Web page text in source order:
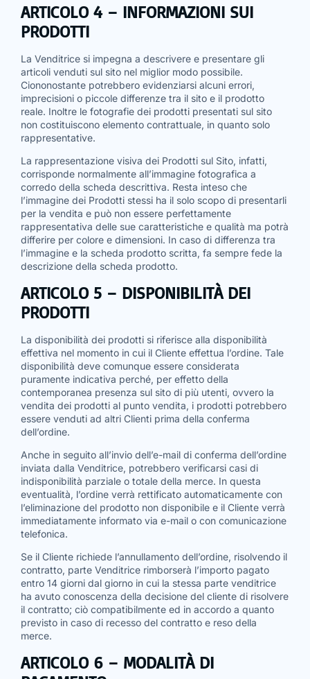
ARTICOLO 4 – INFORMAZIONI SUI
PRODOTTI
La Venditrice si impegna a descrivere e presentare gli
articoli venduti sul sito nel miglior modo possibile.
Ciononostante potrebbero evidenziarsi alcuni errori,
imprecisioni o piccole differenze tra il sito e il prodotto
reale. Inoltre le fotografie dei prodotti presentati sul sito
non costituiscono elemento contrattuale, in quanto solo
rappresentative.
La rappresentazione visiva dei Prodotti sul Sito, infatti,
corrisponde normalmente all’immagine fotografica a
corredo della scheda descrittiva. Resta inteso che
l’immagine dei Prodotti stessi ha il solo scopo di presentarli
per la vendita e può non essere perfettamente
rappresentativa delle sue caratteristiche e qualità ma potrà
differire per colore e dimensioni. In caso di differenza tra
l’immagine e la scheda prodotto scritta, fa sempre fede la
descrizione della scheda prodotto.
ARTICOLO 5 – DISPONIBILITÀ DEI
PRODOTTI
La disponibilità dei prodotti si riferisce alla disponibilità
effettiva nel momento in cui il Cliente effettua l’ordine. Tale
disponibilità deve comunque essere considerata
puramente indicativa perché, per effetto della
contemporanea presenza sul sito di più utenti, ovvero la
vendita dei prodotti al punto vendita, i prodotti potrebbero
essere venduti ad altri Clienti prima della conferma
dell’ordine.
Anche in seguito all’invio dell’e-mail di conferma dell’ordine
inviata dalla Venditrice, potrebbero verificarsi casi di
indisponibilità parziale o totale della merce. In questa
eventualità, l’ordine verrà rettificato automaticamente con
l’eliminazione del prodotto non disponibile e il Cliente verrà
immediatamente informato via e-mail o con comunicazione
telefonica.
Se il Cliente richiede l’annullamento dell’ordine, risolvendo il
contratto, parte Venditrice rimborserà l’importo pagato
entro 14 giorni dal giorno in cui la stessa parte venditrice
ha avuto conoscenza della decisione del cliente di risolvere
il contratto; ciò compatibilmente ed in accordo a quanto
previsto in caso di recesso del contratto e reso della
merce.
ARTICOLO 6 – MODALITÀ DI